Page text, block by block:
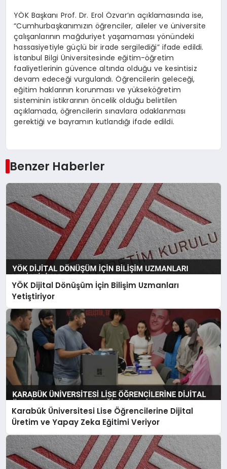
YÖK Başkanı Prof. Dr. Erol Özvar’ın açıklamasında ise,
“Cumhurbaşkanımızın öğrenciler, aileler ve üniversite
çalışanlarının mağduriyet yaşamaması yönündeki
hassasiyetiyle güçlü bir irade sergilediği” ifade edildi.
İstanbul Bilgi Üniversitesinde eğitim-öğretim
faaliyetlerinin güvence altında olduğu ve kesintisiz
devam edeceği vurgulandı. Öğrencilerin geleceği,
eğitim haklarının korunması ve yükseköğretim
sisteminin istikrarının öncelik olduğu belirtilen
açıklamada, öğrencilerin sınavlara odaklanması
gerektiği ve bayramın kutlandığı ifade edildi.
Benzer Haberler
YÖK Dijital Dönüşüm İçin Bilişim Uzmanları
Yetiştiriyor
Karabük Üniversitesi Lise Öğrencilerine Dijital
Üretim ve Yapay Zeka Eğitimi Veriyor